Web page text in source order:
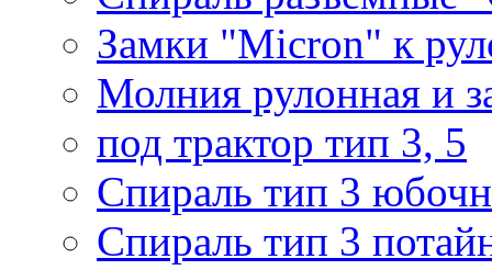
Замки "Micron" к
Молния рулонная и
под трактор тип 3, 5
Спираль тип 3
Спираль тип 3